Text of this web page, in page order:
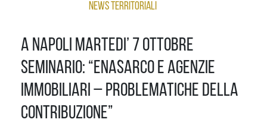
News Territoriali
A Napoli Martedi’ 7 ottobre
seminario: “Enasarco e agenzie
immobiliari – problematiche della
contribuzione”